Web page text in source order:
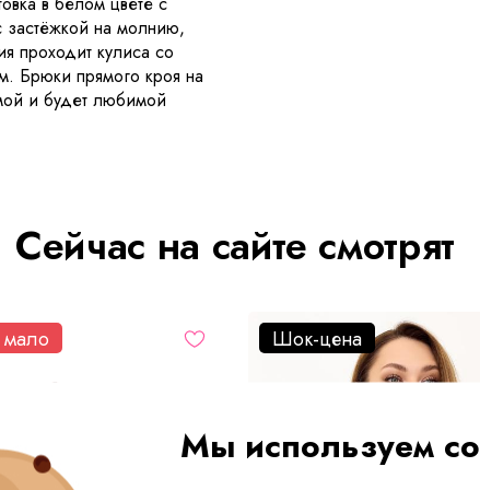
на молнию,
проходит кулиса со
Брюки прямого кроя на
и будет любимой
Сейчас на сайте смотрят
мало Шок-цена
Мы используем